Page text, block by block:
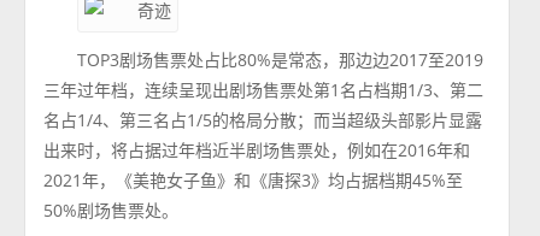
TOP3剧场售票处占比80%是常态，那边边2017至2019
三年过年档，连续呈现出剧场售票处第1名占档期1/3、第二
名占1/4、第三名占1/5的格局分散；而当超级头部影片显露
出来时，将占据过年档近半剧场售票处，例如在2016年和
2021年，《美艳女子鱼》和《唐探3》均占据档期45%至
50%剧场售票处。